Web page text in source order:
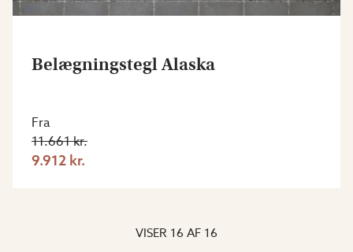
Belægningstegl Alaska
Fra
11.661 kr.
9.912 kr.
VISER 16 AF 16